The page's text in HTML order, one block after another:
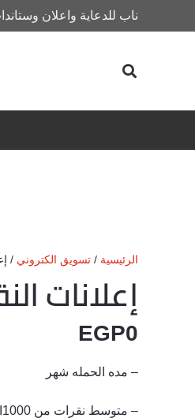
ناب للدعاية واعلان
الرئيسية / تسويق الكتروني /
إعلانات
EGP0
– مده الحمله شهر
– متوسط نقرات من 1000الي 2000